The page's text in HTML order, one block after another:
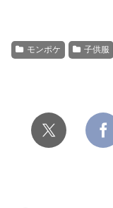
モンポケ 子供服